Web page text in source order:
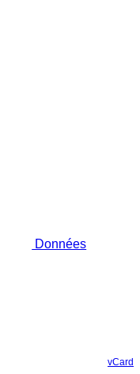
Données
vCard